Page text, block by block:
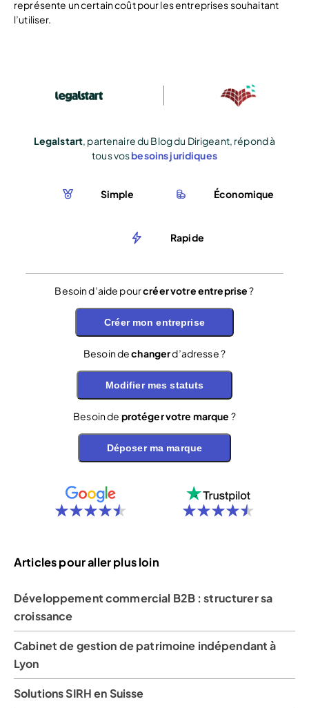
représente un certain coût pour les entreprises souhaitant
l’utiliser.
Legalstart, partenaire du Blog du Dirigeant, répond à
tous vosbesoins juridiques
Simple Économique
Rapide
Besoin d’aide pourcréer votre entreprise?
Créer mon entreprise
Besoin dechangerd’adresse ?
Modifier mes statuts
Besoin de protéger votre marque ?
Déposer ma marque
Articles pour aller plus loin
Développement commercial B2B : structurer sa
croissance
Cabinet de gestion de patrimoine indépendant à
Lyon
Solutions SIRH en Suisse